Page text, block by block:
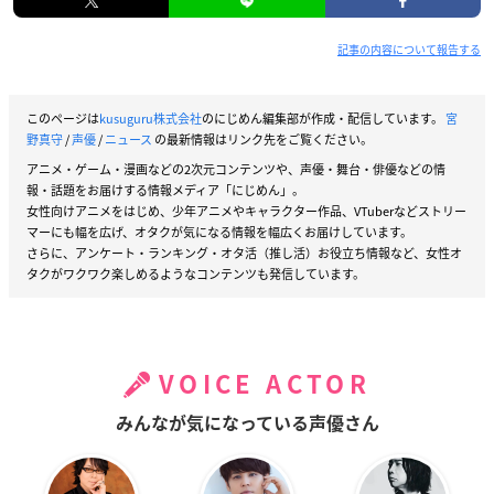
記事の内容について報告する
このページはkusuguru株式会社のにじめん編集部が作成・配信しています。 宮
野真守/声優/ニュース の最新情報はリンク先をご覧ください。
アニメ・ゲーム・漫画などの2次元コンテンツや、声優・舞台・俳優などの情
報・話題をお届けする情報メディア「にじめん」。
女性向けアニメをはじめ、少年アニメやキャラクター作品、VTuberなどストリー
マーにも幅を広げ、オタクが気になる情報を幅広くお届けしています。
さらに、アンケート・ランキング・オタ活（推し活）お役立ち情報など、女性オ
タクがワクワク楽しめるようなコンテンツも発信しています。
VOICE ACTOR
みんなが気になっている声優さん